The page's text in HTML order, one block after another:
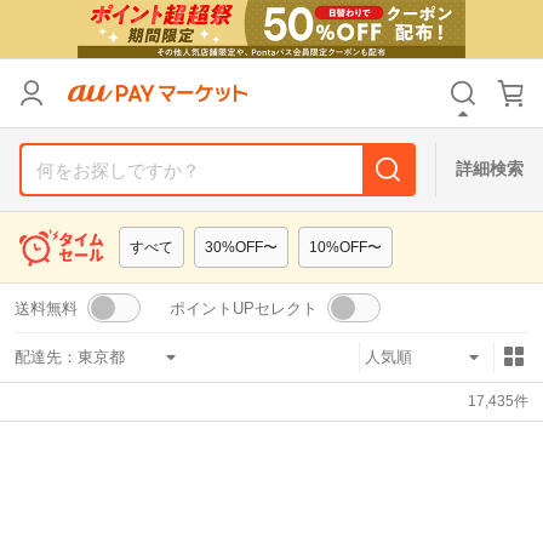
詳細検索
すべて 30%OFF〜 10%OFF〜
送料無料 ポイントUPセレクト
配達先：
17,435件
カテゴリ すべて
すべて
支払い方法 すべて
その他の条件
送料無料 タイムセール
Pontaパス特典対象すべて ポイントUPセレクトのみ
リセット
カテゴリ すべて
すべて
支払い方法 すべて
その他の条件
送料無料 タイムセール
Pontaパス特典対象すべて ポイントUPセレクトのみ